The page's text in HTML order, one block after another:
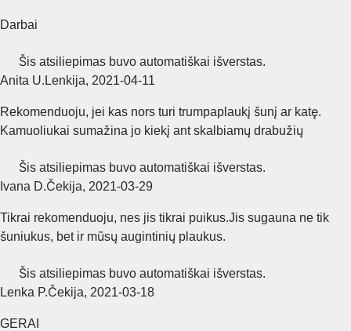
Darbai
Šis atsiliepimas buvo automatiškai išverstas.
Anita U. Lenkija, 2021‑04‑11
Rekomenduoju, jei kas nors turi trumpaplaukį šunį ar katę.
Kamuoliukai sumažina jo kiekį ant skalbiamų drabužių
Šis atsiliepimas buvo automatiškai išverstas.
Ivana D.Čekija, 2021‑03‑29
Tikrai rekomenduoju, nes jis tikrai puikus.Jis sugauna ne tik
šuniukus, bet ir mūsų augintinių plaukus.
Šis atsiliepimas buvo automatiškai išverstas.
Lenka P.Čekija, 2021‑03‑18
GERAI